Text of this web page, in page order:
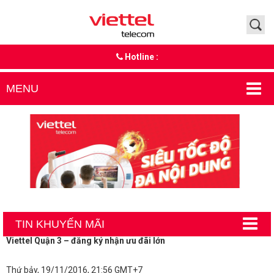
Hotline :
MENU
TIN KHUYẾN MÃI
Viettel Quận 3 – đăng ký nhận ưu đãi lớn
Thứ bảy, 19/11/2016, 21:56 GMT+7